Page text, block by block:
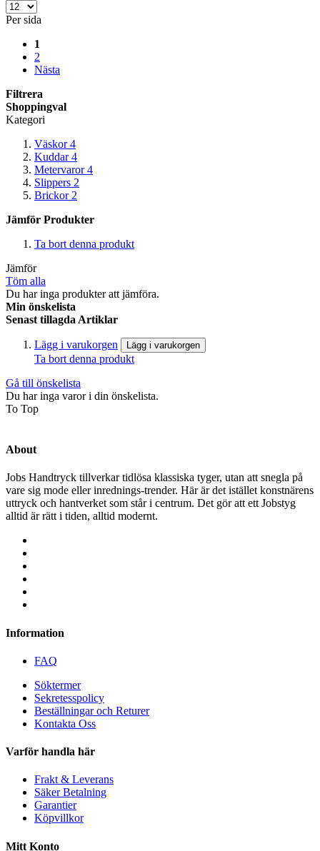
Per sida
1
2
Nästa
Filtrera
Shoppingval
Kategori
Väskor 4
Kuddar 4
Metervaror 4
Slippers 2
Brickor 2
Jämför Produkter
Ta bort denna produkt
Jämför
Töm alla
Du har inga produkter att jämföra.
Min önskelista
Senast tillagda Artiklar
Lägg i varukorgen Lägg i varukorgen
Ta bort denna produkt
Gå till önskelista
Du har inga varor i din önskelista.
To Top
About
Jobs Handtryck tillverkar tidlösa klassiska tyger, utan att snegla på
vare sig mode eller inrednings-trender. Här är det istället konstnärens
uttryck och hantverket som står i centrum. Det gör att ett Jobstyg
alltid är rätt i tiden, alltid modernt.
Information
FAQ
Söktermer
Sekretesspolicy
Beställningar och Returer
Kontakta Oss
Varför handla här
Frakt & Leverans
Säker Betalning
Garantier
Köpvillkor
Mitt Konto